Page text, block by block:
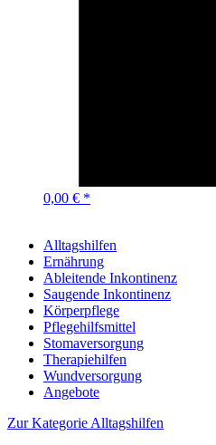
0,00 € *
Alltagshilfen
Ernährung
Ableitende Inkontinenz
Saugende Inkontinenz
Körperpflege
Pflegehilfsmittel
Stomaversorgung
Therapiehilfen
Wundversorgung
Angebote
Zur Kategorie Alltagshilfen